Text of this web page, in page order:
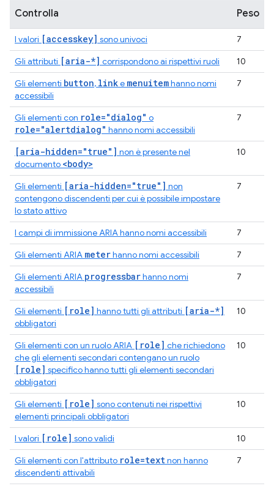
Controlla Peso
I valori [accesskey] sono univoci
7
Gli attributi [aria-*] corrispondono ai rispettivi ruoli
10
Gli elementi button, linke menuitemhanno nomi
accessibili
7
Gli elementi con role="dialog" o
role="alertdialog" hanno nomi accessibili
7
[aria-hidden="true"] non è presente nel
documento <body>
10
Gli elementi [aria-hidden="true"] non
contengono discendenti per cui è possibile impostare
lo stato attivo
7
I campi di immissione ARIA hanno nomi accessibili
7
Gli elementi ARIA meterhanno nomi accessibili
7
Gli elementi ARIA progressbarhanno nomi
accessibili
7
Gli elementi [role] hanno tutti gli attributi [aria-*]
obbligatori
10
Gli elementi con un ruolo ARIA [role] che richiedono
che gli elementi secondari contengano un ruolo
[role] specifico hanno tutti gli elementi secondari
obbligatori
10
Gli elementi [role] sono contenuti nei rispettivi
elementi principali obbligatori
10
I valori [role] sono validi
10
Gli elementi con l'attributo role=textnon hanno
discendenti attivabili
7